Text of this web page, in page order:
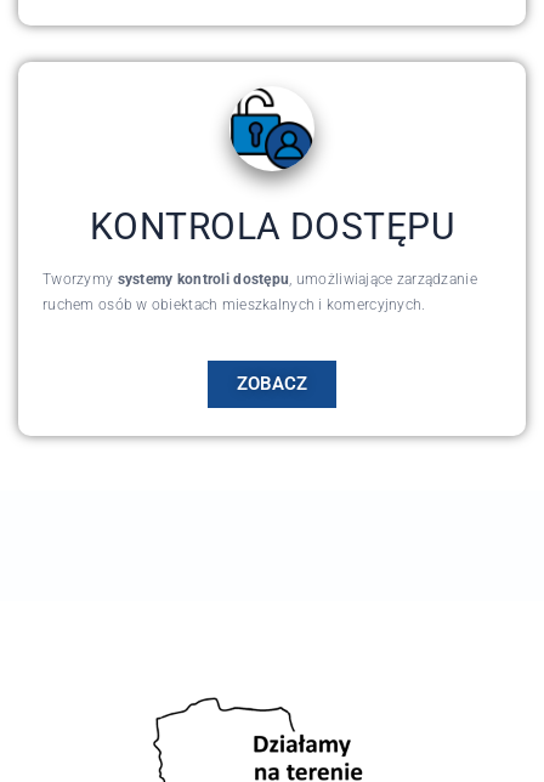
KONTROLA DOSTĘPU
Tworzymy systemy kontroli dostępu, umożliwiające zarządzanie
ruchem osób w obiektach mieszkalnych i komercyjnych.
ZOBACZ